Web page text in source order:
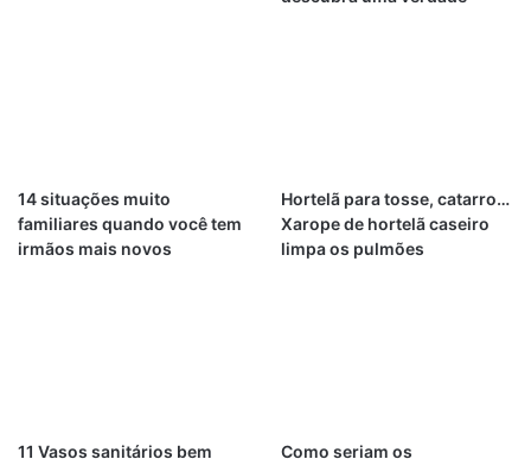
14 situações muito
familiares quando você tem
irmãos mais novos
Hortelã para tosse, catarro…
Xarope de hortelã caseiro
limpa os pulmões
11 Vasos sanitários bem Como seriam os